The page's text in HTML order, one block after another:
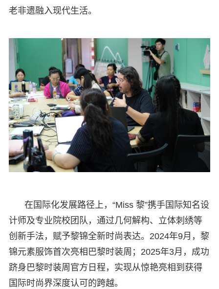
老非遗融入现代生活。
在国际化发展路径上，“Miss 黎”携手国际知名设
计师及专业院校团队，通过几何解构、立体刺绣等
创新手法，赋予黎锦全新时尚表达。2024年9月，黎
锦元素服饰首次亮相巴黎时装周；2025年3月，成功
跻身巴黎时装周官方日程，实现从惊艳亮相到获得
国际时尚界深度认可的跨越。